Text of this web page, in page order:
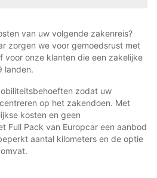
van uw volgende zakenreis?
zorgen we voor gemoedsrust met
voor onze klanten die een zakelijke
landen.
zodat uw
op het zakendoen. Met
kosten en geen
Full Pack van Europcar een aanbod
aantal kilometers en de optie